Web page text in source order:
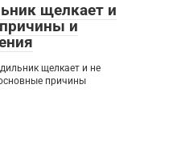
щелкает и
причины и
щелкает и не
причины